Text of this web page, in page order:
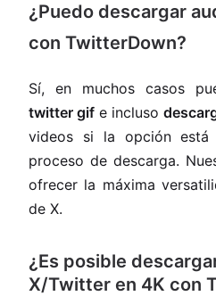
¿Puedo descargar
con TwitterDown?
Sí, en muchos casos
twitter gif e incluso
videos si la opción está
proceso de descarga.
ofrecer la máxima
de X.
¿Es posible
X/Twitter en 4K con